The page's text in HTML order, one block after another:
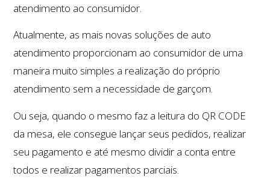
atendimento ao consumidor.
Atualmente, as mais novas soluções de auto
atendimento proporcionam ao consumidor de uma
maneira muito simples a realização do próprio
atendimento sem a necessidade de garçom.
Ou seja, quando o mesmo faz a leitura do QR CODE
da mesa, ele consegue lançar seus pedidos, realizar
seu pagamento e até mesmo dividir a conta entre
todos e realizar pagamentos parciais.